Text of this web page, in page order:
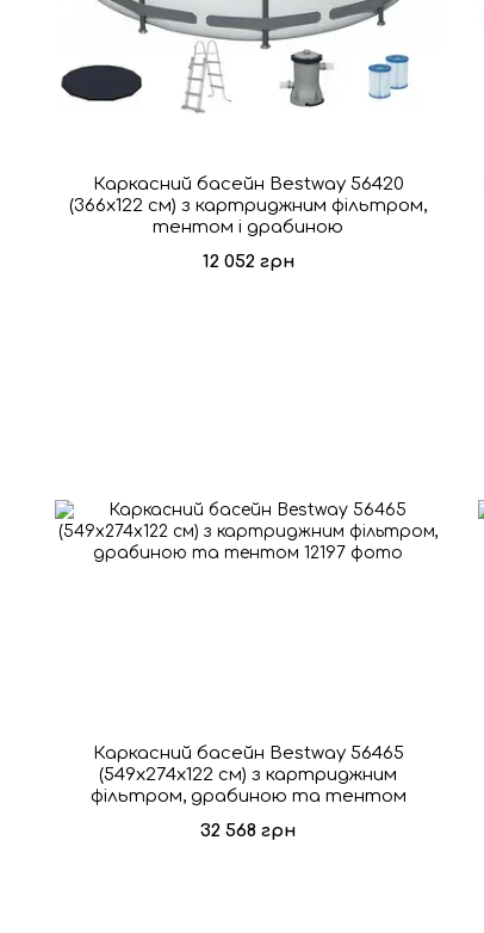
Каркасний басейн Bestway 56420
(366х122 см) з картриджним фільтром,
тентом і драбиною
12 052 грн
Каркасний басейн Bestway 56465
(549x274x122 см) з картриджним
фільтром, драбиною та тентом
32 568 грн